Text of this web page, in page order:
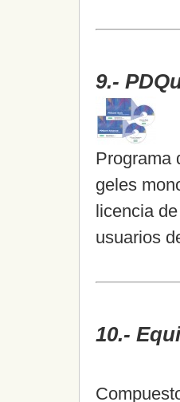
9.-
Programa
geles
licencia
usuarios
10.-